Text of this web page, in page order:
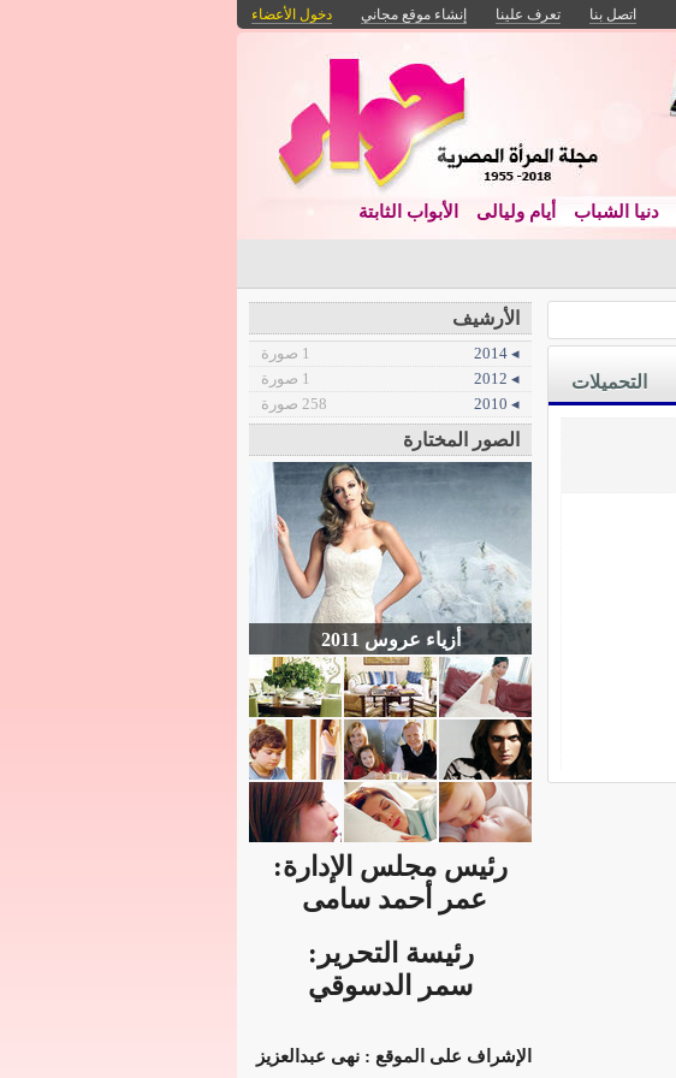
اتصل بنا تعرف علينا إنشاء موقع مجاني دخول الأعضاء
دنيا الشباب أيام وليالى الأبواب الثابتة
التحميلات
الأرشيف
◂ 2014
1 صورة
◂ 2012
1 صورة
◂ 2010
258 صورة
الصور المختارة
أزياء عروس 2011
رئيس مجلس الإدارة:
عمر أحمد سامى
رئيسة التحرير:
سمر الدسوقي
الإشراف على الموقع : نهى عبدالعزيز